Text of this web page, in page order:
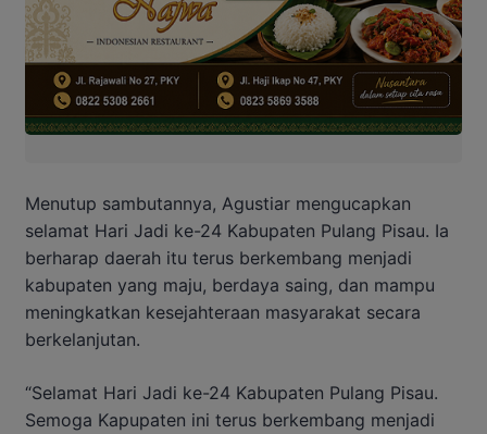
Menutup sambutannya, Agustiar mengucapkan
selamat Hari Jadi ke-24 Kabupaten Pulang Pisau. Ia
berharap daerah itu terus berkembang menjadi
kabupaten yang maju, berdaya saing, dan mampu
meningkatkan kesejahteraan masyarakat secara
berkelanjutan.
“Selamat Hari Jadi ke-24 Kabupaten Pulang Pisau.
Semoga Kapupaten ini terus berkembang menjadi